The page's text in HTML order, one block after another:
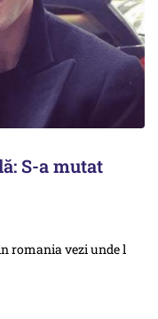
S-a mutat